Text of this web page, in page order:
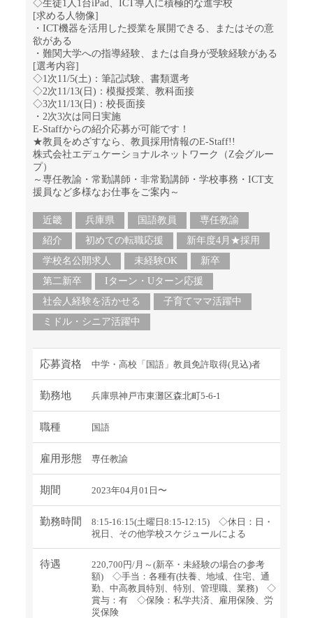
◇生徒1人1台iPad、ICT導入に積極的な進学校
[求める人物像]
・ICT機器を活用した授業を展開できる、またはその意
欲がある
・難関大学への指導経験、または自身が受験経験がある
[選考内容]
◇1次11/5(土)：筆記試験、書類選考
◇2次11/13(日)：模擬授業、教科面接
◇3次11/13(日)：校長面接
・2次3次は同日実施
E-Staffからの紹介応募が可能です！
★教員をめざすなら、教員採用情報のE-Staff!!
株式会社エデュケーショナルネットワーク（Z会グルー
プ）
～専任教諭・常勤講師・非常勤講師・学校事務・ICT支
援員など多様なお仕事をご案内～
近畿 兵庫県 国語教員
専任教諭
紹介
初めての転職応援
新年度4月★採用
学校名公開求人
未経験OK
新卒
第二新卒
Iターン・Uターン応援
社会人経験を活かせる
子育てママ活躍中
ミドル・シニア活躍中
応募資格 中学・高校「国語」教員免許取得(見込)者
勤務地 兵庫県神戸市東灘区森北町5-6-1
職種 国語
雇用形態 専任教諭
期間 2023年04月01日〜
勤務時間
8:15-16:15(土曜日8:15-12:15) ◇休日：日・
祝日、その他学校スケジュールによる
待遇
220,700円/月～(新卒・未経験の場合の参考
額) ◇手当：各種有(扶養、地域、住宅、通
勤、中高教員特別、特別、管理職、業務) ◇
賞与：有 ◇保険：私学共済、雇用保険、労
災保険